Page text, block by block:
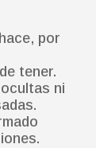
por
tener.
ni